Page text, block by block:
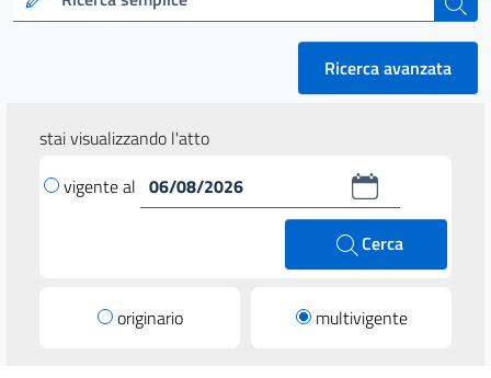
Ricerca avanzata
stai visualizzando l'atto
vigente al
Cerca
originario multivigente